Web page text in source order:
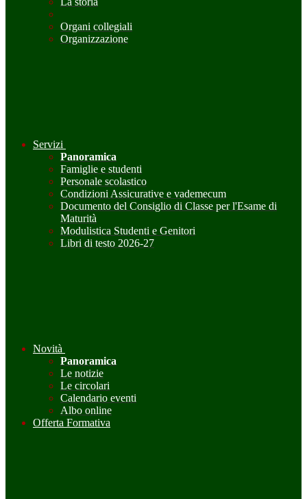
Organi collegiali
Organizzazione
Servizi
Panoramica
Famiglie e studenti
Personale scolastico
Condizioni Assicurative e vademecum
Documento del Consiglio di Classe per l'Esame di
Maturità
Modulistica Studenti e Genitori
Libri di testo 2026-27
Novità
Panoramica
Le notizie
Le circolari
Calendario eventi
Albo online
Offerta Formativa